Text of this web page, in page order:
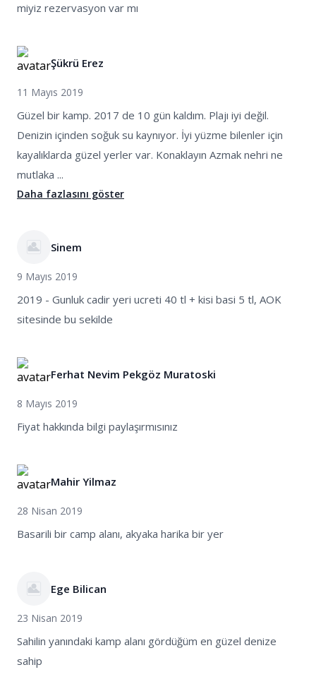
miyiz rezervasyon var mı
Şükrü Erez
11 Mayıs 2019
Güzel bir kamp. 2017 de 10 gün kaldım. Plajı iyi değil.
Denizin içinden soğuk su kaynıyor. İyi yüzme bilenler için
kayalıklarda güzel yerler var. Konaklayın Azmak nehri ne
mutlaka ...
Daha fazlasını göster
Sinem
9 Mayıs 2019
2019 - Gunluk cadir yeri ucreti 40 tl + kisi basi 5 tl, AOK
sitesinde bu sekilde
Ferhat Nevim Pekgöz Muratoski
8 Mayıs 2019
Fiyat hakkında bilgi paylaşırmısınız
Mahir Yilmaz
28 Nisan 2019
Basarili bir camp alanı, akyaka harika bir yer
Ege Bilican
23 Nisan 2019
Sahilin yanındaki kamp alanı gördüğüm en güzel denize
sahip